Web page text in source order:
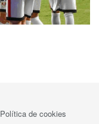
Política de cookies